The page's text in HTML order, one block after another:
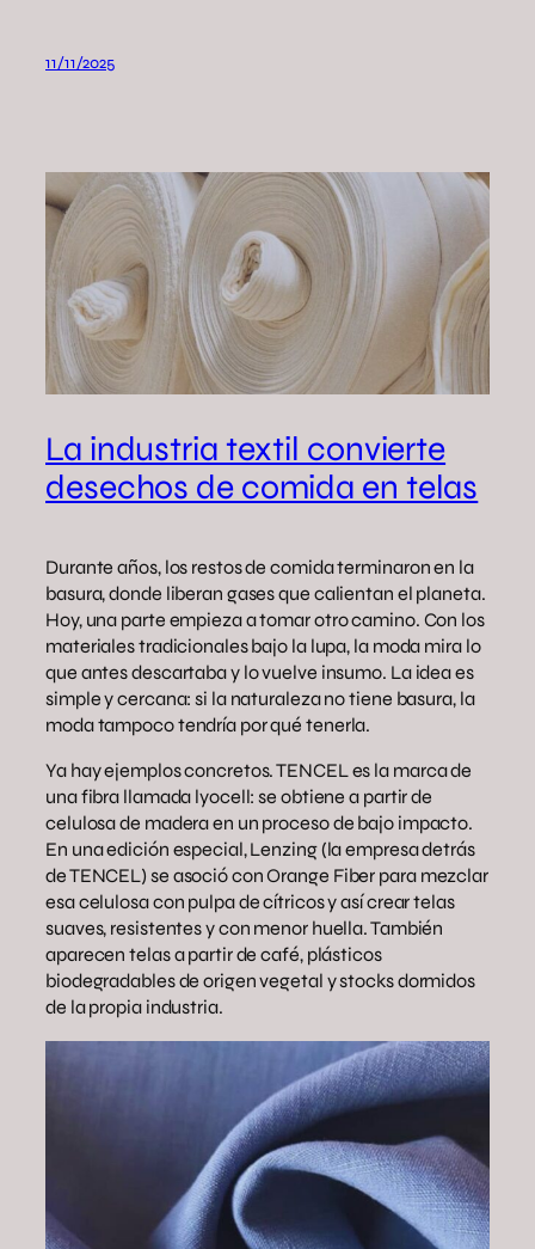
11/11/2025
La industria textil convierte
desechos de comida en telas
Durante años, los restos de comida terminaron en la
basura, donde liberan gases que calientan el planeta.
Hoy, una parte empieza a tomar otro camino. Con los
materiales tradicionales bajo la lupa, la moda mira lo
que antes descartaba y lo vuelve insumo. La idea es
simple y cercana: si la naturaleza no tiene basura, la
moda tampoco tendría por qué tenerla.
Ya hay ejemplos concretos. TENCEL es la marca de
una fibra llamada lyocell: se obtiene a partir de
celulosa de madera en un proceso de bajo impacto.
En una edición especial, Lenzing (la empresa detrás
de TENCEL) se asoció con Orange Fiber para mezclar
esa celulosa con pulpa de cítricos y así crear telas
suaves, resistentes y con menor huella. También
aparecen telas a partir de café, plásticos
biodegradables de origen vegetal y stocks dormidos
de la propia industria.